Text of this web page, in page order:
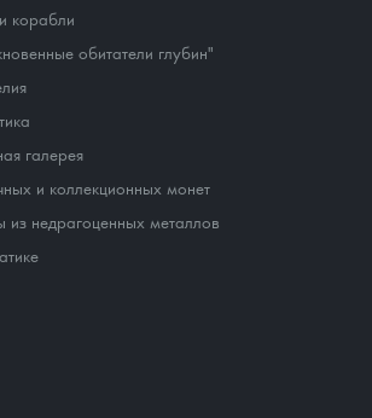
корабли
обитатели глубин"
галерея
и коллекционных монет
недрагоценных металлов